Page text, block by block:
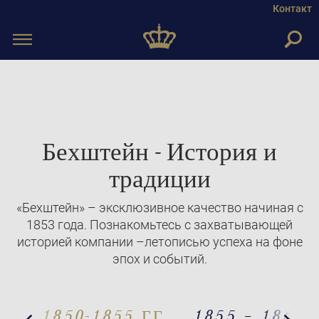
Контакт
Toggle
Бехштейн - История и
традиции
«Бехштейн» – эксклюзивное качество начиная с
1853 года. Познакомьтесь с захватывающей
историей компании –летописью успеха на фоне
эпох и событий.